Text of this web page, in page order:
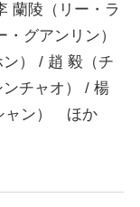
蘭陵（リー・ラ
グアンリン）
） / 趙 毅（チ
チャオ） / 楊
ャン） ほか